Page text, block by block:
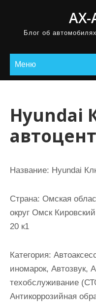
AX-
Блог об
Меню
Hyundai
Название: Hyundai
Страна: Омская
округ Омск
20 к1
Категория:
иномарок, Автозвук,
техобслуживание
Антикоррозийная